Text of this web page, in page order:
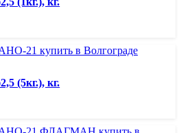
(5кг.), кг.